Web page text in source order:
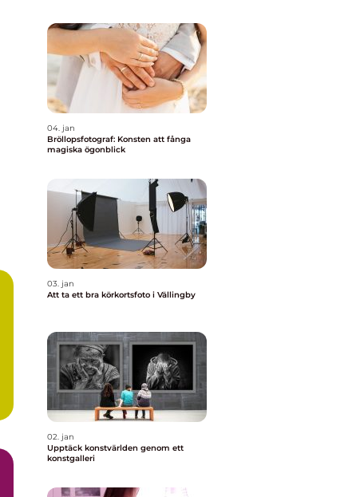
04. jan
Bröllopsfotograf: Konsten att fånga
magiska ögonblick
03. jan
Att ta ett bra körkortsfoto i Vällingby
02. jan
Upptäck konstvärlden genom ett
konstgalleri